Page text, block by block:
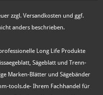
zzgl. Versandkosten und ggf.
anders beschrieben.
Long Life Produkte
Sägeblatt und Trenn-
Marken-Blätter und Sägebänder
tools.de- Ihrem Fachhandel für